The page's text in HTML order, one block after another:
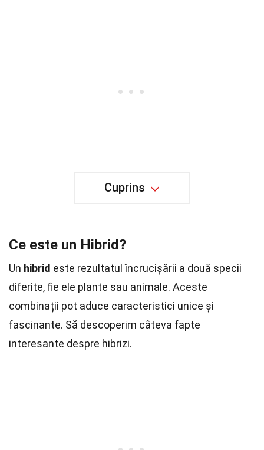
Cuprins
Ce este un Hibrid?
Un hibrid este rezultatul încrucișării a două specii
diferite, fie ele plante sau animale. Aceste
combinații pot aduce caracteristici unice și
fascinante. Să descoperim câteva fapte
interesante despre hibrizi.